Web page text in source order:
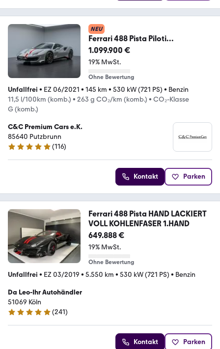
NEU
Ferrari 488 Pista Piloti
TOP/1.HD/PPF/LIMITED/CARBON/
NEW
1.099.900 €
19% MwSt.
Ohne Bewertung
Unfallfrei • EZ 06/2021 • 145 km • 530 kW (721 PS) • Benzin
11,5 l/100km (komb.) • 263 g CO₂/km (komb.) • CO₂-Klasse
G (komb.)
C&C Premium Cars e.K.
85640 Putzbrunn
4.9 Sterne
(116)
Kontakt Parken
Ferrari 488 Pista HAND LACKIERT
VOLL KOHLENFASER 1.HAND
649.888 €
19% MwSt.
Ohne Bewertung
Unfallfrei • EZ 03/2019 • 5.550 km • 530 kW (721 PS) • Benzin
Da Leo-Ihr Autohändler
51069 Köln
4.9 Sterne
(241)
Kontakt Parken